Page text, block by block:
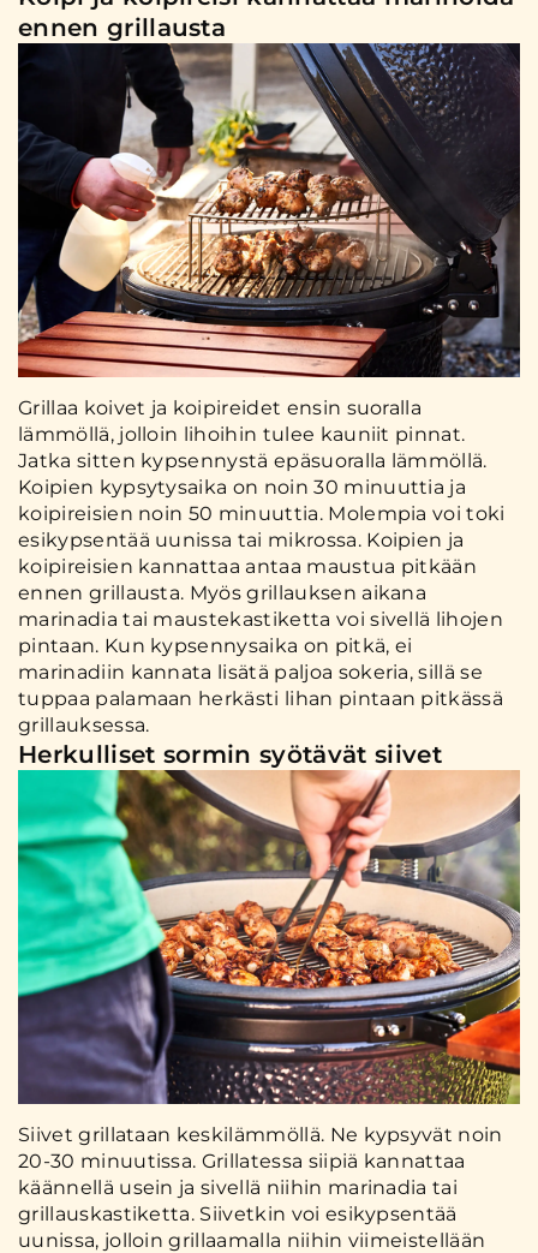
ennen grillausta
Grillaa koivet ja koipireidet ensin suoralla
lämmöllä, jolloin lihoihin tulee kauniit pinnat.
Jatka sitten kypsennystä epäsuoralla lämmöllä.
Koipien kypsytysaika on noin 30 minuuttia ja
koipireisien noin 50 minuuttia. Molempia voi toki
esikypsentää uunissa tai mikrossa. Koipien ja
koipireisien kannattaa antaa maustua pitkään
ennen grillausta. Myös grillauksen aikana
marinadia tai maustekastiketta voi sivellä lihojen
pintaan. Kun kypsennysaika on pitkä, ei
marinadiin kannata lisätä paljoa sokeria, sillä se
tuppaa palamaan herkästi lihan pintaan pitkässä
grillauksessa.
Herkulliset sormin syötävät siivet
Siivet grillataan keskilämmöllä. Ne kypsyvät noin
20-30 minuutissa. Grillatessa siipiä kannattaa
käännellä usein ja sivellä niihin marinadia tai
grillauskastiketta. Siivetkin voi esikypsentää
uunissa, jolloin grillaamalla niihin viimeistellään